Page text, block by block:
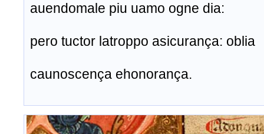
auendomale piu uamo ogne dia:
pero tuctor latroppo asicurança: oblia
caunoscença ehonorança.